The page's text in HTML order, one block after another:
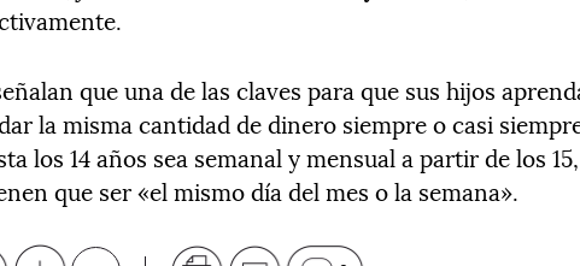
que una de las claves para que sus hijos
la misma cantidad de dinero siempre o casi
los 14 años sea semanal y mensual a partir de los
que ser «el mismo día del mes o la semana».